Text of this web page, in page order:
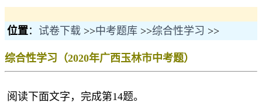
位置： 试卷下载 >>中考题库 >>综合性学习 >>
综合性学习（2020年广西玉林市中考题）
阅读下面文字，完成第14题。